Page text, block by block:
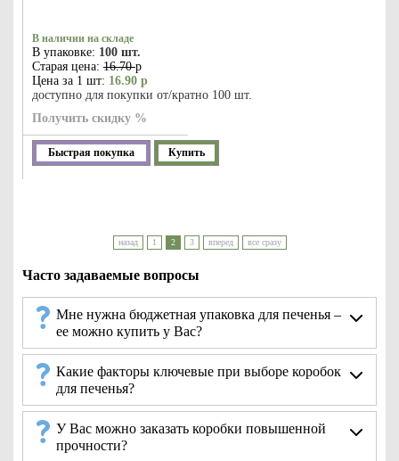
В наличии на складе
В упаковке: 100 шт.
Старая цена: 16.70р
Цена за 1 шт: 16.90 р
доступно для покупки от/кратно 100 шт.
Получить скидку %
Быстрая покупка Купить
назад 1 2 3 вперед все сразу
Часто задаваемые вопросы
Мне нужна бюджетная упаковка для печенья –
ее можно купить у Вас?
Какие факторы ключевые при выборе коробок
для печенья?
У Вас можно заказать коробки повышенной
прочности?